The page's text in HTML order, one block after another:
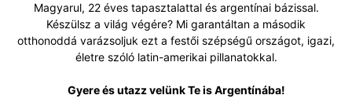
Magyarul, 22 éves tapasztalattal és argentínai bázissal.
Készülsz a világ végére? Mi garantáltan a második
otthonoddá varázsoljuk ezt a festői szépségű országot, igazi,
életre szóló latin-amerikai pillanatokkal.
Gyere és utazz velünk Te is Argentínába!